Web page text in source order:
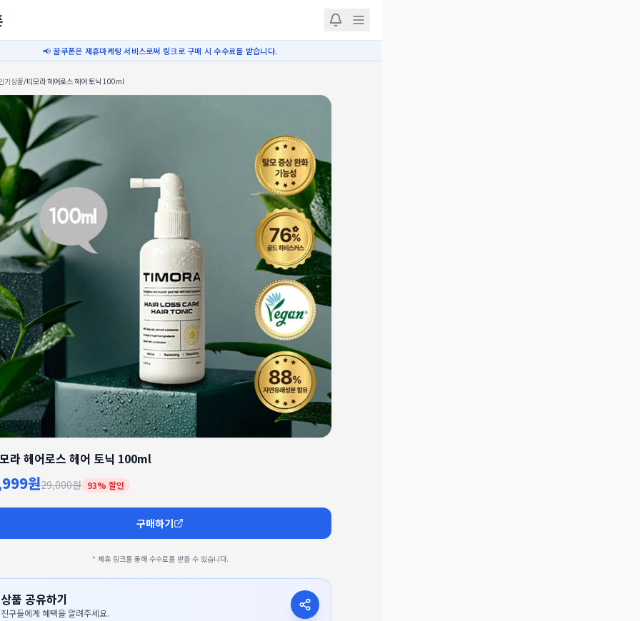
📢 꿀쿠폰은 제휴마케팅 서비스로써 링크로 구매 시 수수료를 받습니다.
기상품/티모라 헤어로스 헤어 토닉 100ml
라 헤어로스 헤어 토닉 100ml
원29,000원 93% 할인
구매하기
* 제휴 링크를 통해 수수료를 받을 수 있습니다.
상품 공유하기
친구들에게 혜택을 알려주세요.